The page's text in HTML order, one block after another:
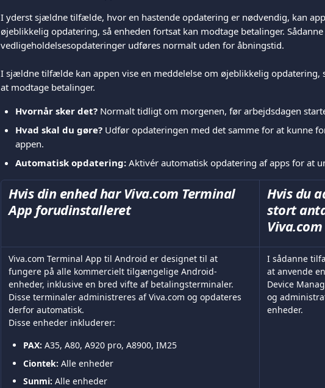
I yderst sjældne tilfælde, hvor en hastende opdatering er nødvendig, kan
øjeblikkelig opdatering, så enheden fortsat kan modtage betalinger. Sådanne
vedligeholdelsesopdateringer udføres normalt uden for åbningstid.
I sjældne tilfælde kan appen vise en meddelelse om øjeblikkelig opdatering,
at modtage betalinger.
Hvornår sker det? Normalt tidligt om morgenen, før arbejdsdagen
Hvad skal du gøre? Udfør opdateringen med det samme for at kunne
appen.
Automatisk opdatering: Aktivér automatisk opdatering af apps for at
Hvis din enhed har Viva.com Terminal
App forudinstalleret
Hvis du
stort
Viva.com Terminal App til Android er designet til at
fungere på alle kommercielt tilgængelige Android-
enheder, inklusive en bred vifte af betalingsterminaler.
Disse terminaler administreres af Viva.com og opdateres
derfor automatisk.
Disse enheder inkluderer:
PAX: A35, A80, A920 pro, A8900, IM25
Ciontek: Alle enheder
Sunmi: Alle enheder
I sådanne
at anvende
Device
og
enheder.